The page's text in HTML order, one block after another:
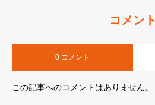
コメント
0 コメント
この記事へのコメントはありません。